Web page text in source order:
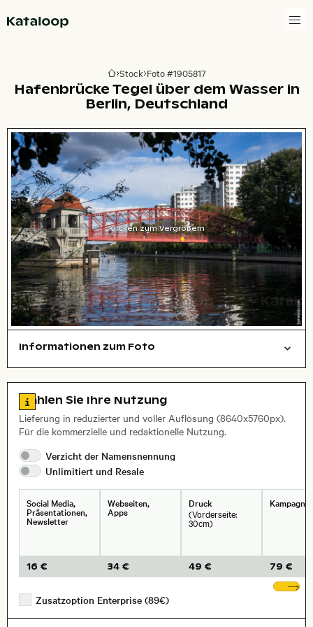
Zur Homepage
Stock Foto #1905817
Hafenbrücke Tegel über dem Wasser in
Berlin, Deutschland
Klicken zum Vergrößern
Informationen zum Foto
, Objektiv
Zu den Lizenzinformationen springen
Wählen Sie Ihre Nutzung
Lieferung in reduzierter und voller Auflösung (8640x5760px).
Für die kommerzielle und redaktionelle Nutzung.
Verzicht der Namensnennung
Unlimitiert und Resale
Social Media,
Präsentationen,
Newsletter
16 €
Webseiten,
Apps
34 €
Druck
(Vorderseite:
30cm)
49 € 79 €
Zusatzoption Enterprise (89€)